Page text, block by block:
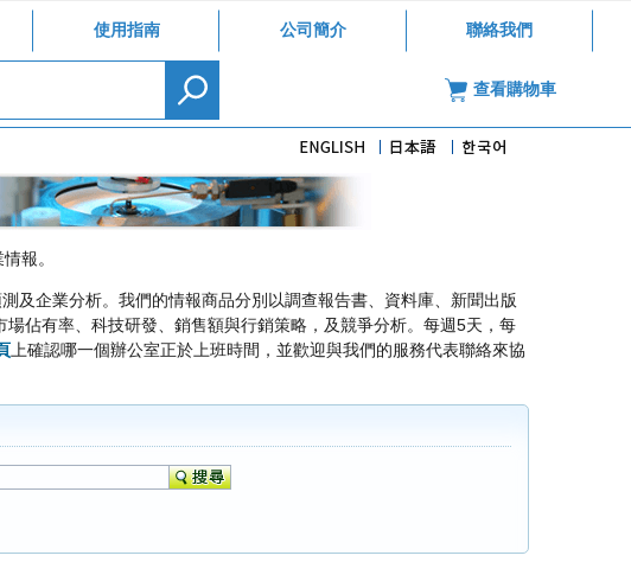
使用指南 公司簡介 聯絡我們
查看購物車
報。
及企業分析。我們的情報商品分別以調查報告書、資料庫、新聞出版
佔有率、科技研發、銷售額與行銷策略，及競爭分析。每週5天，每
上確認哪一個辦公室正於上班時間，並歡迎與我們的服務代表聯絡來協